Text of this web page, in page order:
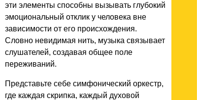
эти элементы способны вызывать глубокий
эмоциональный отклик у человека вне
зависимости от его происхождения.
Словно невидимая нить, музыка связывает
слушателей, создавая общее поле
переживаний.
Представьте себе симфонический оркестр,
где каждая скрипка, каждый духовой